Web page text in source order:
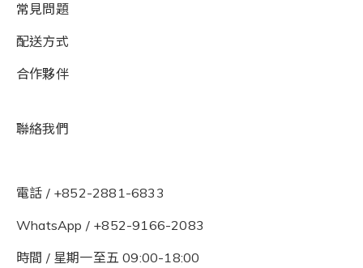
常見問題
配送方式
合作夥伴
聯絡我們
電話 / +852-2881-6833
WhatsApp / +852-9166-2083
時間 / 星期一至五 09:00-18:00